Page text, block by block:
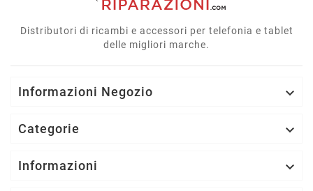
Distributori di ricambi e accessori per telefonia e tablet
delle migliori marche.
Informazioni Negozio 
Categorie 
Informazioni 